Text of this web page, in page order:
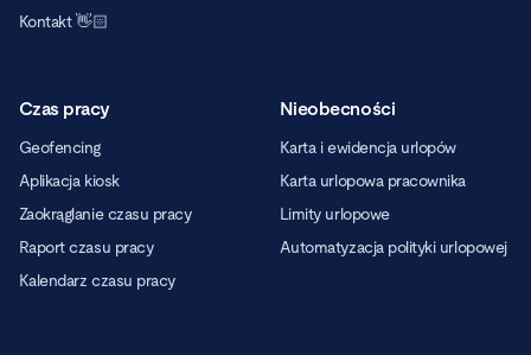
Kontakt 👋🏻
Czas pracy
Geofencing
Aplikacja kiosk
Zaokrąglanie czasu pracy
Raport czasu pracy
Kalendarz czasu pracy
Nieobecności
Karta i ewidencja urlopów
Karta urlopowa pracownika
Limity urlopowe
Automatyzacja polityki urlopowej